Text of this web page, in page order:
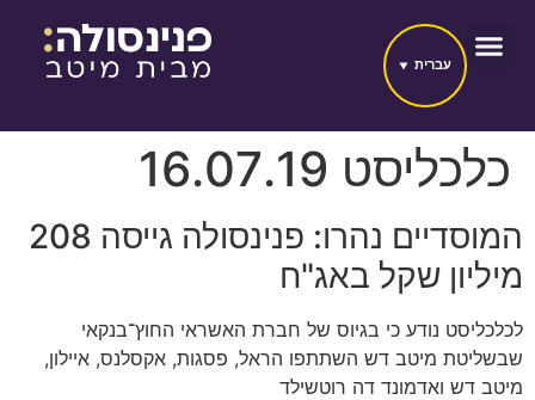
עברית
כלכליסט 16.07.19
המוסדיים נהרו: פנינסולה גייסה 208
מיליון שקל באג"ח
לכלכליסט נודע כי בגיוס של חברת האשראי החוץ־בנקאי
שבשליטת מיטב דש השתתפו הראל, פסגות, אקסלנס, איילון,
מיטב דש ואדמונד דה רוטשילד